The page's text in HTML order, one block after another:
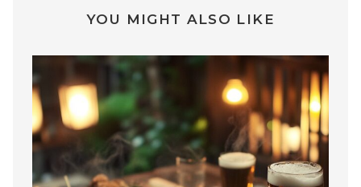
YOU MIGHT ALSO LIKE